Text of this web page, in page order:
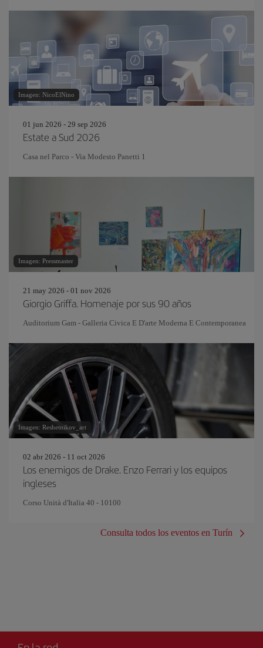
Imagen: NicoElNino
01 jun 2026 - 29 sep 2026
Estate a Sud 2026
Casa nel Parco - Via Modesto Panetti 1
Imagen: Pressmaster
21 may 2026 - 01 nov 2026
Giorgio Griffa. Homenaje por sus 90 años
Auditorium Gam - Galleria Civica E D'arte Moderna E Contemporanea
Imagen: Reshetnikov_art
02 abr 2026 - 11 oct 2026
Los enemigos de Drake. Enzo Ferrari y los equipos
ingleses
Corso Unità d'Italia 40 - 10100
Consulta todos los eventos en Turín